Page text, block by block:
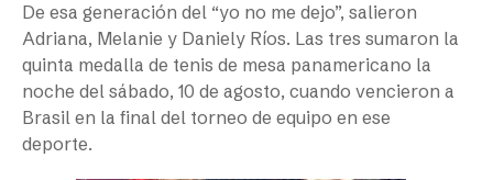
De esa generación del “yo no me dejo”, salieron
Adriana, Melanie y Daniely Ríos. Las tres sumaron la
quinta medalla de tenis de mesa panamericano la
noche del sábado, 10 de agosto, cuando vencieron a
Brasil en la final del torneo de equipo en ese
deporte.